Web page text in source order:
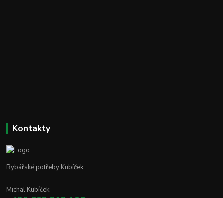
Kontakty
Rybářské potřeby Kubíček
Michal Kubíček